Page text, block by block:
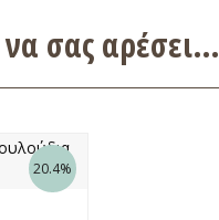
σας αρέσει…
20.4%